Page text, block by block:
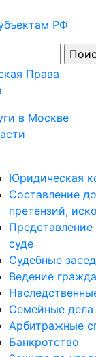
РФ
в Моcкве
Юридическая
Составление
претензий,
Представление
суде
Судебные
Ведение
Семейные дела
Арбитражные
Банкротство